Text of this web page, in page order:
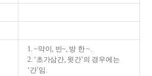
1. ~막이, 빈~, 방 한 ~.
2. ‘초가삼간, 윗간’의 경우에는
‘간’임.